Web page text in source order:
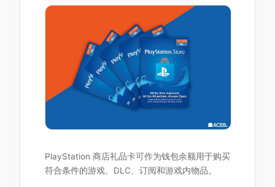
PlayStation 商店礼品卡可作为钱包余额用于购买
符合条件的游戏、DLC、订阅和游戏内物品。